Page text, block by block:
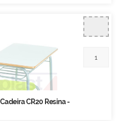
CR20 Resina -